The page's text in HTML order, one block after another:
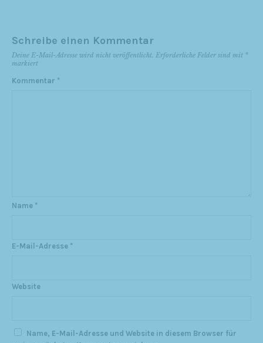
Schreibe einen Kommentar
Deine E-Mail-Adresse wird nicht veröffentlicht. Erforderliche Felder sind mit *
markiert
Kommentar *
Name *
E-Mail-Adresse *
Website
Name, E-Mail-Adresse und Website in diesem Browser für